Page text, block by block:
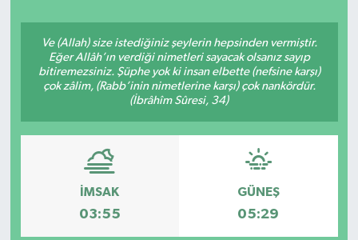
Ve (Allah) size istediğiniz şeylerin hepsinden vermiştir.
Eğer Allâh’ın verdiği nimetleri sayacak olsanız sayıp
bitiremezsiniz. Şüphe yok ki insan elbette (nefsine karşı)
çok zâlim, (Rabb’inin nimetlerine karşı) çok nankördür.
(İbrâhîm Sûresi, 34)
İMSAK
03:55
GÜNEŞ
05:29
Sağlık
Spor
Tokat Haberleri
Yaşam
Haber Arşivi